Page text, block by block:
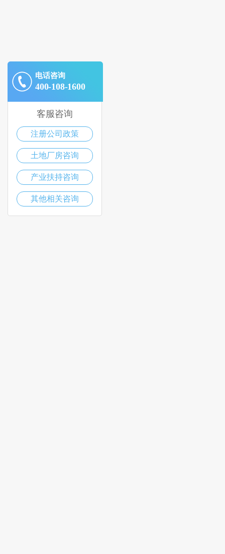
电话咨询
400-108-1600
客服咨询
注册公司政策
土地厂房咨询
产业扶持咨询
其他相关咨询